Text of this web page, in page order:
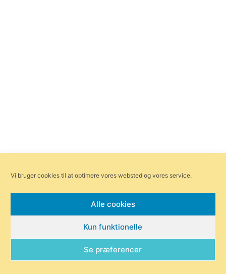
Vi bruger cookies til at optimere vores websted og vores service.
Alle cookies
Kun funktionelle
Se præferencer